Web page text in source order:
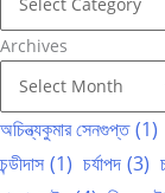
Archives
অচিন্ত্যকুমার সেনগুপ্ত (1)
চন্ডীদাস (1) চর্যাপদ (3)